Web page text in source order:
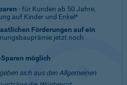
- für Kunden ab 50 Jahre,
auf Kinder und Enkel*
Förderungen auf ein
jetzt noch
möglich
sich aus den Allgemeinen